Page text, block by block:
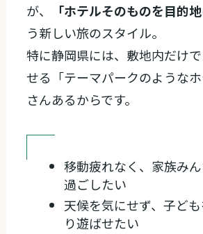
が、
「ホテルそのものを目的地
う新しい旅のスタイル。
特に静岡県には、敷地内だけ
せる「テーマパークのような
さんあるからです。
移動疲れなく、家族み
過ごしたい
天候を気にせず、子ど
り遊ばせたい